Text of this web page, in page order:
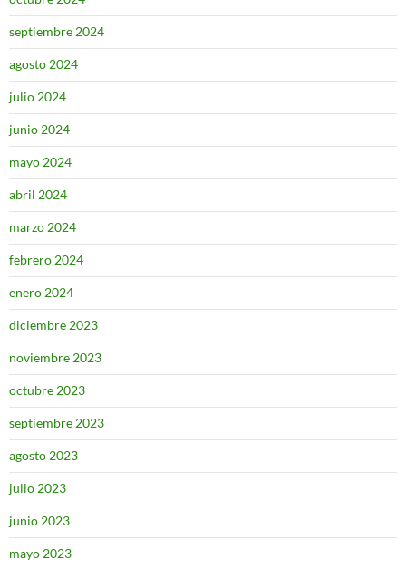
septiembre 2024
agosto 2024
julio 2024
junio 2024
mayo 2024
abril 2024
marzo 2024
febrero 2024
enero 2024
diciembre 2023
noviembre 2023
octubre 2023
septiembre 2023
agosto 2023
julio 2023
junio 2023
mayo 2023